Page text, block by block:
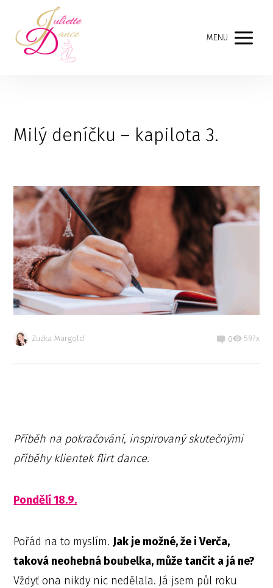
MENU
Milý deníčku – kapilota 3.
Zuzka Margold 0 597x
Příběh na pokračování, inspirovaný skutečnými
příběhy klientek flirt dance.
Pondělí 18.9.
Pořád na to myslím. Jak je možné, že i Verča,
taková neohebná boubelka, může tančit a já ne?
Vždyť ona nikdy nic nedělala. Já jsem půl roku